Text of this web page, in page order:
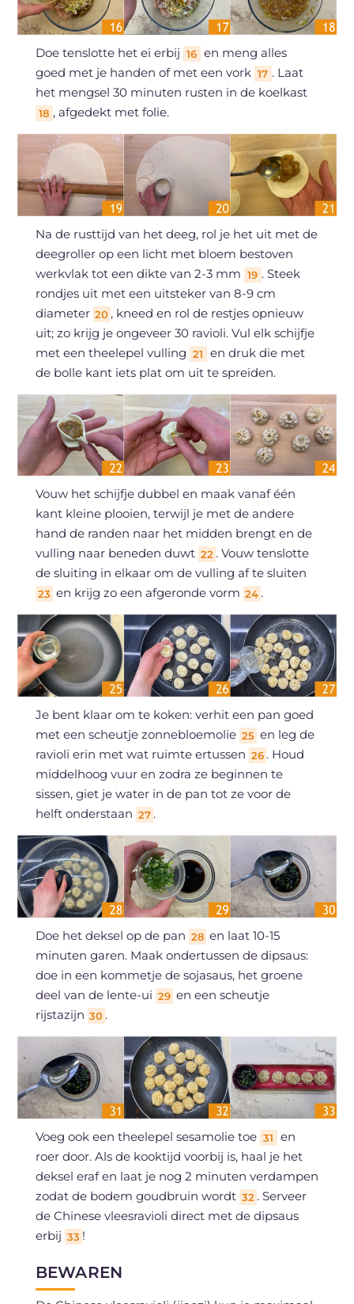
Doe tenslotte het ei erbij 16 en meng alles
goed met je handen of met een vork 17 . Laat
het mengsel 30 minuten rusten in de koelkast
18 , afgedekt met folie.
Na de rusttijd van het deeg, rol je het uit met de
deegroller op een licht met bloem bestoven
werkvlak tot een dikte van 2-3 mm 19 . Steek
rondjes uit met een uitsteker van 8-9 cm
diameter 20 , kneed en rol de restjes opnieuw
uit; zo krijg je ongeveer 30 ravioli. Vul elk schijfje
met een theelepel vulling 21
en druk die met
de bolle kant iets plat om uit te spreiden.
Vouw het schijfje dubbel en maak vanaf één
kant kleine plooien, terwijl je met de andere
hand de randen naar het midden brengt en de
vulling naar beneden duwt 22 . Vouw tenslotte
de sluiting in elkaar om de vulling af te sluiten
23 en krijg zo een afgeronde vorm 24 .
Je bent klaar om te koken: verhit een pan goed
met een scheutje zonnebloemolie 25 en leg de
ravioli erin met wat ruimte ertussen 26 . Houd
middelhoog vuur en zodra ze beginnen te
sissen, giet je water in de pan tot ze voor de
helft onderstaan 27 .
Doe het deksel op de pan 28 en laat 10-15
minuten garen. Maak ondertussen de dipsaus:
doe in een kommetje de sojasaus, het groene
deel van de lente-ui 29 en een scheutje
rijstazijn 30 .
Voeg ook een theelepel sesamolie toe 31
en
roer door. Als de kooktijd voorbij is, haal je het
deksel eraf en laat je nog 2 minuten verdampen
zodat de bodem goudbruin wordt 32 . Serveer
de Chinese vleesravioli direct met de dipsaus
erbij 33 !
BEWAREN